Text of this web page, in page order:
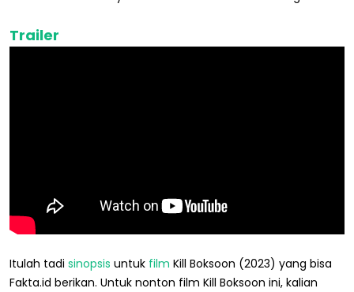
Trailer
Itulah tadi sinopsis untuk film Kill Boksoon (2023) yang bisa
Fakta.id berikan. Untuk nonton film Kill Boksoon ini, kalian